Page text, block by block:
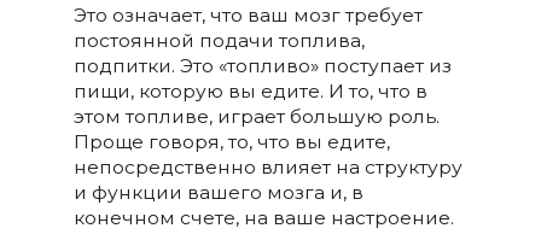
Это означает, что ваш мозг требует
постоянной подачи топлива,
подпитки. Это «топливо» поступает из
пищи, которую вы едите. И то, что в
этом топливе, играет большую роль.
Проще говоря, то, что вы едите,
непосредственно влияет на структуру
и функции вашего мозга и, в
конечном счете, на ваше настроение.